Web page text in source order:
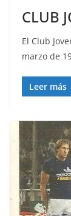
CLUB
El Club
marzo de
Leer más